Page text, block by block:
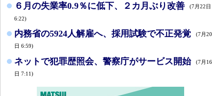
６月の失業率0.9％に低下、２カ月ぶり改善 (7月22日
6:22)
内務省の5924人解雇へ、採用試験で不正発覚
(7月20
日 6:59)
ネットで犯罪歴照会、警察庁がサービス開始
(7月16
日 7:11)